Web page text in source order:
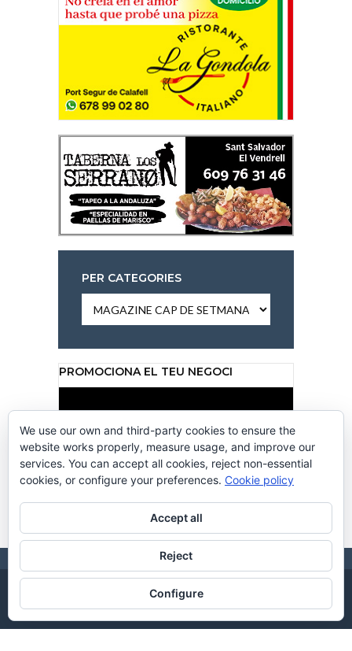
PER CATEGORIES
categories
PROMOCIONA EL TEU NEGOCI
de
vídeo
CC CANALCALAFELL 2026. DISSENY WEB
HOSTINGKM0
We use our own and third-party cookies to ensure the
website works properly, measure usage, and improve our
services. You can accept all cookies, reject non-essential
cookies, or configure your preferences. Cookie policy
Accept all
Reject
Configure